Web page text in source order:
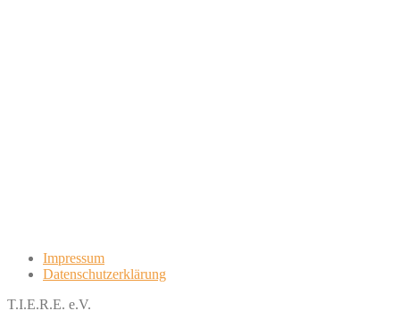
Impressum
Datenschutzerklärung
T.I.E.R.E. e.V.